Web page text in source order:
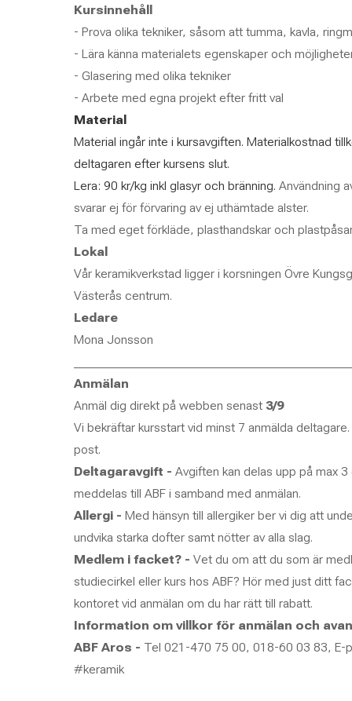
Kursinnehåll
- Prova olika tekniker, såsom att tumma, kavla,
- Lära känna materialets egenskaper och
- Glasering med olika tekniker
- Arbete med egna projekt efter fritt val
Material
Material ingår inte i kursavgiften. Materialkostnad
deltagaren efter kursens slut.
Lera: 90 kr/kg inkl glasyr och bränning. Användning
svarar ej för förvaring av ej uthämtade alster.
Ta med eget förkläde, plasthandskar och
Lokal
Vår keramikverkstad ligger i korsningen Övre
Västerås centrum.
Ledare
Mona Jonsson
Anmälan
Anmäl dig direkt på webben senast 3/9
Vi bekräftar kursstart vid minst 7 anmälda
post.
Deltagaravgift - Avgiften kan delas upp på max
meddelas till ABF i samband med anmälan.
Allergi - Med hänsyn till allergiker ber vi dig att
undvika starka dofter samt nötter av alla slag.
Medlem i facket? - Vet du om att du som är
studiecirkel eller kurs hos ABF? Hör med just ditt
kontoret vid anmälan om du har rätt till rabatt.
Information om villkor för anmälan och
ABF Aros - Tel 021-470 75 00, 018-60 03 83, E-
#keramik